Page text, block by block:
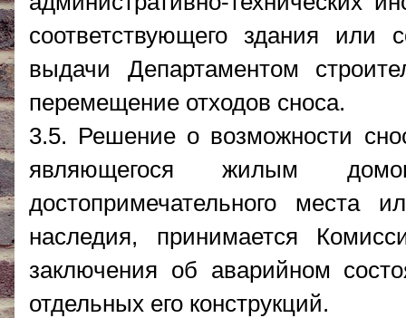
соответствующего здания или
выдачи Департаментом
перемещение отходов сноса.
3.5. Решение о возможности
являющегося жилым
достопримечательного места
наследия, принимается
заключения об аварийном
отдельных его конструкций.